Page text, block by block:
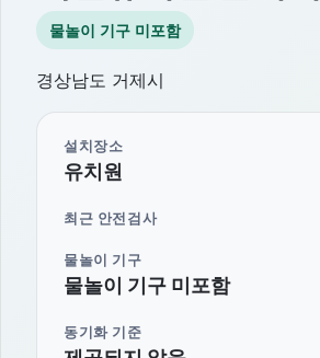
물놀이 기구 미포함
경상남도 거제시
설치장소
유치원
최근 안전검사
물놀이 기구
물놀이 기구 미포함
동기화 기준